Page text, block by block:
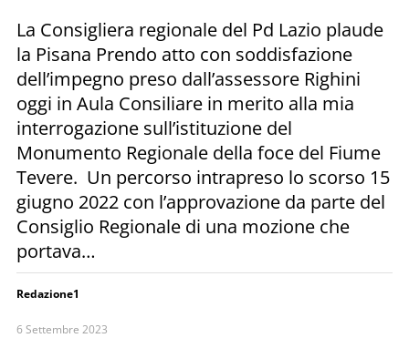
La Consigliera regionale del Pd Lazio plaude
la Pisana Prendo atto con soddisfazione
dell’impegno preso dall’assessore Righini
oggi in Aula Consiliare in merito alla mia
interrogazione sull’istituzione del
Monumento Regionale della foce del Fiume
Tevere. Un percorso intrapreso lo scorso 15
giugno 2022 con l’approvazione da parte del
Consiglio Regionale di una mozione che
portava…
Redazione1
6 Settembre 2023